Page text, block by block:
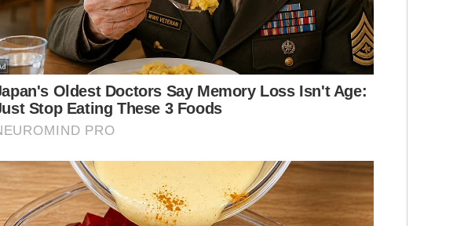
Nak berita-berita terkini dengan lebih pantas? Jom
sertai saluran WhatsApp Sinar Harian:
https://whatsapp.com/channel/0029Va4iEylEgGfDYSCqPJ28
Muat turun aplikasi Sinar Harian.Klik di sini!
Martabak Pelanggan
Peniaga